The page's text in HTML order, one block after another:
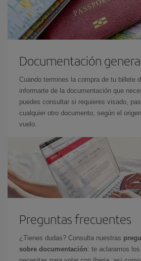
Documentación
Cuando termines la compra de tu billete
informarte de la documentación que
puedes consultar si requieres visado,
cualquier otro documento, según el
vuelo.
Preguntas frecuentes
¿Tienes dudas? Consulta nuestras
sobre documentación: te aclaramos